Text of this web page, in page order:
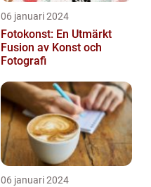
06 januari 2024
Fotokonst: En Utmärkt
Fusion av Konst och
Fotografi
06 januari 2024